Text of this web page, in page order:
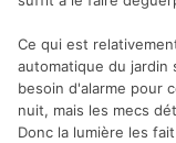
Ce qui est
automatique du jardin
besoin d'alarme pour
nuit, mais les mecs
Donc la lumière les